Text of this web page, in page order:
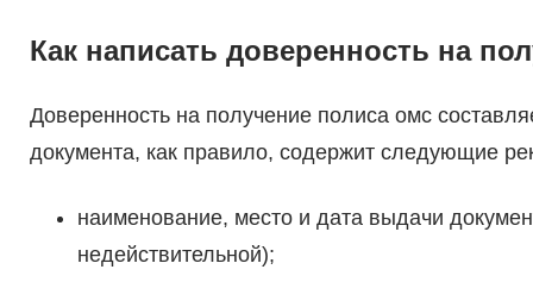
Как написать доверенность на
Доверенность на получение полиса омс
документа, как правило, содержит следующие
наименование, место и дата выдачи
недействительной);